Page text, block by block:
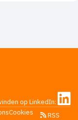
op LinkedIn:
Cookies RSS